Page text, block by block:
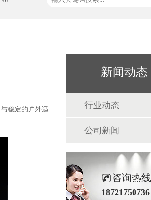
稳定的户外适
新闻动态
行业动态
公司新闻
咨询热线
18721750736